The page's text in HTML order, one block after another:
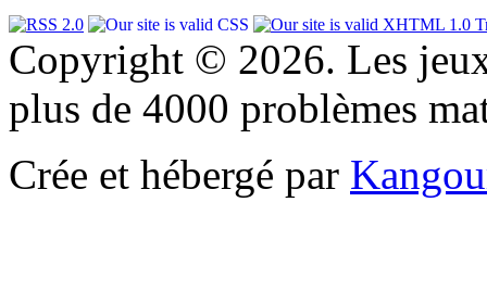
Copyright © 2026. Les
plus de 4000 problèmes
Crée et hébergé par